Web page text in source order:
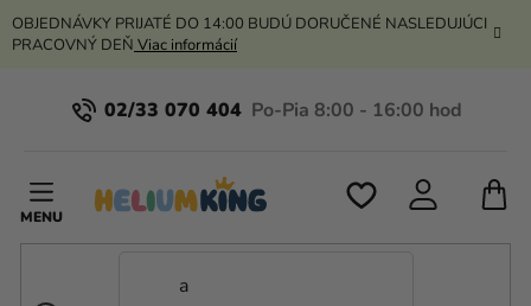
Prejsť
na
OBJEDNÁVKY PRIJATÉ DO 14:00 BUDÚ DORUČENÉ NASLEDUJÚCI
PRACOVNÝ DEŇ Viac informácií
02/33 070 404